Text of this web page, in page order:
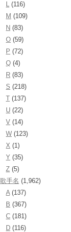
L (116)
M (109)
N (83)
O (59)
P (72)
Q (4)
R (83)
S (218)
T (137)
U (22)
V (14)
W (123)
X (1)
Y (35)
Z (5)
歌手名 (1,962)
A(137)
B (367)
C (181)
D (116)